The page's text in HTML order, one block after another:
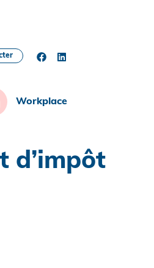
Workplace
d’impôt